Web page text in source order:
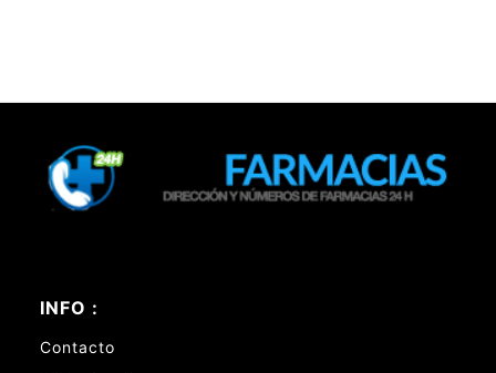
INFO :
Contacto